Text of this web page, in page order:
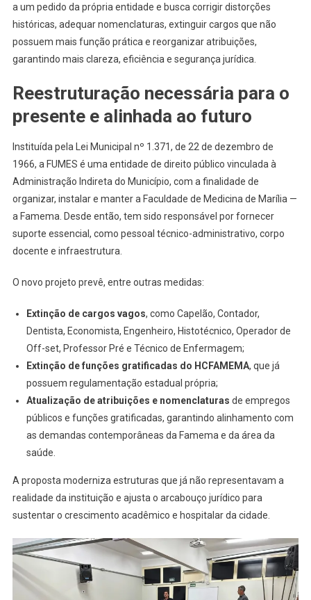
a um pedido da própria entidade e busca corrigir distorções
históricas, adequar nomenclaturas, extinguir cargos que não
possuem mais função prática e reorganizar atribuições,
garantindo mais clareza, eficiência e segurança jurídica.
Reestruturação necessária para o
presente e alinhada ao futuro
Instituída pela Lei Municipal nº 1.371, de 22 de dezembro de
1966, a FUMES é uma entidade de direito público vinculada à
Administração Indireta do Município, com a finalidade de
organizar, instalar e manter a Faculdade de Medicina de Marília —
a Famema. Desde então, tem sido responsável por fornecer
suporte essencial, como pessoal técnico-administrativo, corpo
docente e infraestrutura.
O novo projeto prevê, entre outras medidas:
Extinção de cargos vagos, como Capelão, Contador,
Dentista, Economista, Engenheiro, Histotécnico, Operador de
Off-set, Professor Pré e Técnico de Enfermagem;
Extinção de funções gratificadas do HCFAMEMA, que já
possuem regulamentação estadual própria;
Atualização de atribuições e nomenclaturas de empregos
públicos e funções gratificadas, garantindo alinhamento com
as demandas contemporâneas da Famema e da área da
saúde.
A proposta moderniza estruturas que já não representavam a
realidade da instituição e ajusta o arcabouço jurídico para
sustentar o crescimento acadêmico e hospitalar da cidade.